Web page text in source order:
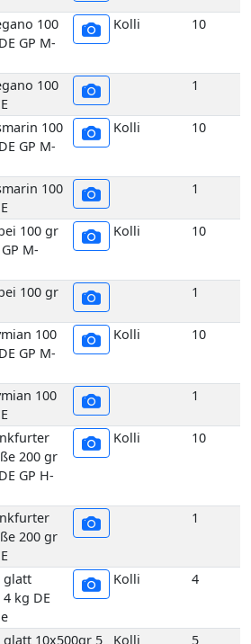
100 gr
M-
Kolli 10
100 gr
1
100
GP M-
Kolli 10
100
1
200 gr
GP H-
Kolli 10
200 gr
1
glatt
kg DE
10x500gr 5
Kolli 5
glatt
kg DE
glatt
1 Bd DE
1
2,5 kg DE Kolli 2
5 kg DE